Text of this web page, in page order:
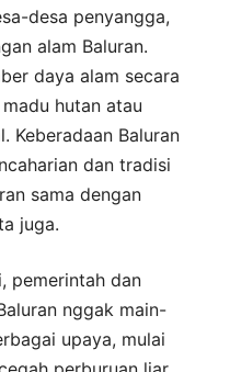
desa penyangga,
alam Baluran.
daya alam secara
hutan atau
Keberadaan Baluran
dan tradisi
sama dengan
juga.
pemerintah dan
nggak main-
upaya, mulai